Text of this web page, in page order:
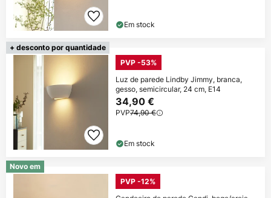
Em stock
+ desconto por quantidade
PVP -53%
Luz de parede Lindby Jimmy, branca,
gesso, semicircular, 24 cm, E14
34,90 €
PVP74,90 €
Em stock
Novo em
PVP -12%